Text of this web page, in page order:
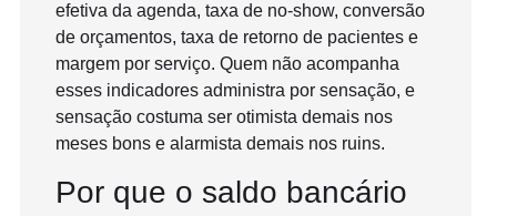
efetiva da agenda, taxa de no-show, conversão
de orçamentos, taxa de retorno de pacientes e
margem por serviço. Quem não acompanha
esses indicadores administra por sensação, e
sensação costuma ser otimista demais nos
meses bons e alarmista demais nos ruins.
Por que o saldo bancário